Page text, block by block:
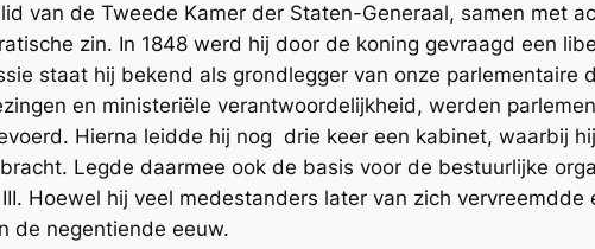
van de Tweede Kamer der Staten-Generaal, samen met
zin. In 1848 werd hij door de koning gevraagd een
staat hij bekend als grondlegger van onze parlementaire
en ministeriële verantwoordelijkheid, werden
Hierna leidde hij nog drie keer een kabinet, waarbij
Legde daarmee ook de basis voor de bestuurlijke
Hoewel hij veel medestanders later van zich
de negentiende eeuw.